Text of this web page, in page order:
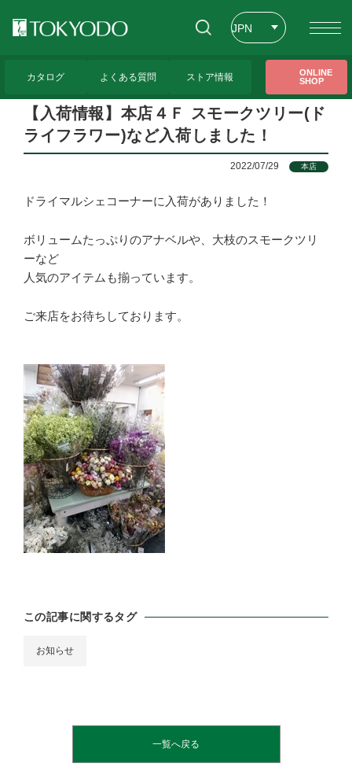
JPN
カタログ よくある質問 ストア情報
ONLINE
SHOP
【入荷情報】本店４Ｆ スモークツリー(ド
ライフラワー)など入荷しました！
【入荷情報】本店４Ｆ スモークツリー(ド
ライフラワー)など入荷しました！
2022/07/29 本店
ドライマルシェコーナーに入荷がありました！
ボリュームたっぷりのアナベルや、大枝のスモークツリ
ーなど
人気のアイテムも揃っています。
ご来店をお待ちしております。
この記事に関するタグ
お知らせ
一覧へ戻る